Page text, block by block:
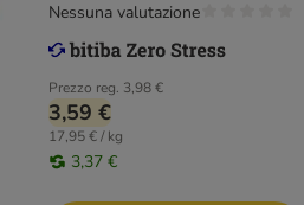
Prezzo reg. 3,98 €
3,59 €
17,95 € / kg
3,37 €
Nessuna valutazione